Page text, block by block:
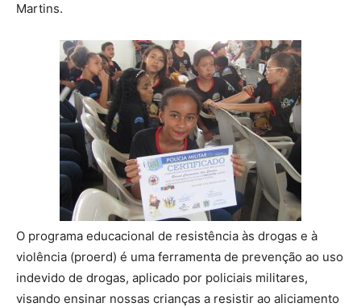
Martins.
O programa educacional de resistência às drogas e à
violência (proerd) é uma ferramenta de prevenção ao uso
indevido de drogas, aplicado por policiais militares,
visando ensinar nossas crianças a resistir ao aliciamento